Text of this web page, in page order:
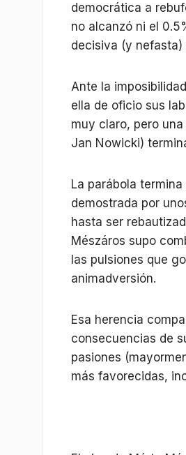
democrática a
no alcanzó ni el
decisiva (y nefasta)
Ante la
ella de oficio sus
muy claro, pero
Jan Nowicki)
La parábola
demostrada por
hasta ser
Mészáros supo
las pulsiones que
animadversión.
Esa herencia
consecuencias de
pasiones
más favorecidas,